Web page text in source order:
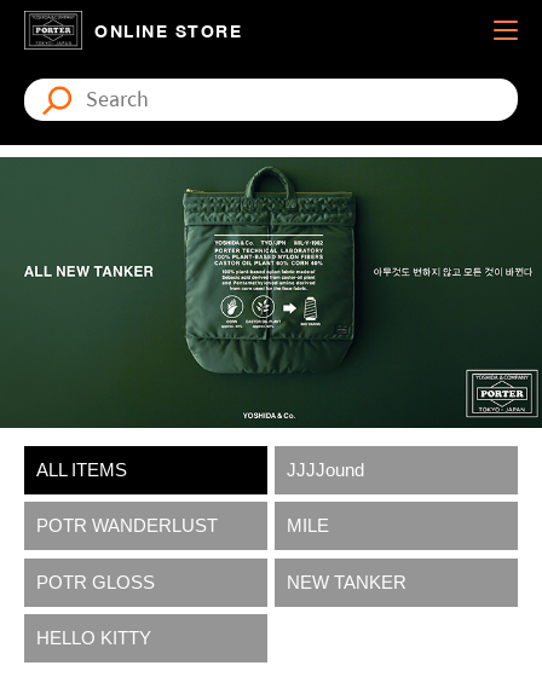
ONLINE STORE
ALL ITEMS JJJJound
POTR WANDERLUST MILE
POTR GLOSS NEW TANKER
HELLO KITTY